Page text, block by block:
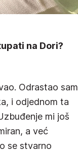
na Dori?
Odrastao sam
i odjednom ta
mi još
a već
se stvarno